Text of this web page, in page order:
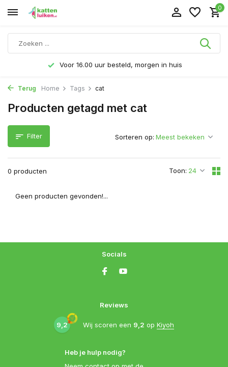
0
Voor 16.00 uur besteld, morgen in huis
Terug Home Tags cat
Producten getagd met cat
Filter
0 producten Toon:
Sorteren op:
Geen producten gevonden!...
Heb je hulp nodig?
Reviews
9,2 Wij scoren een 9,2 op Kiyoh
Socials